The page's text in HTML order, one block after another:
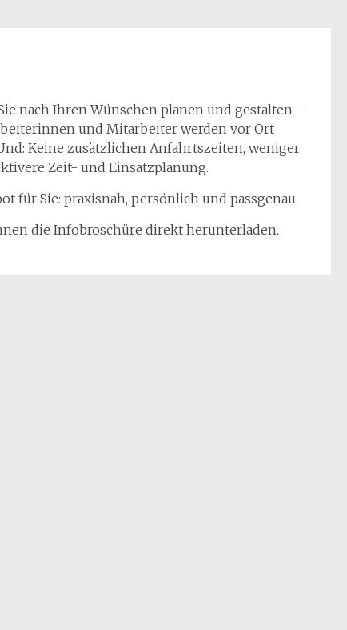
nach Ihren Wünschen planen und gestalten –
und Mitarbeiter werden vor Ort
Keine zusätzlichen Anfahrtszeiten, weniger
Zeit- und Einsatzplanung.
für Sie: praxisnah, persönlich und passgenau.
die Infobroschüre direkt herunterladen.